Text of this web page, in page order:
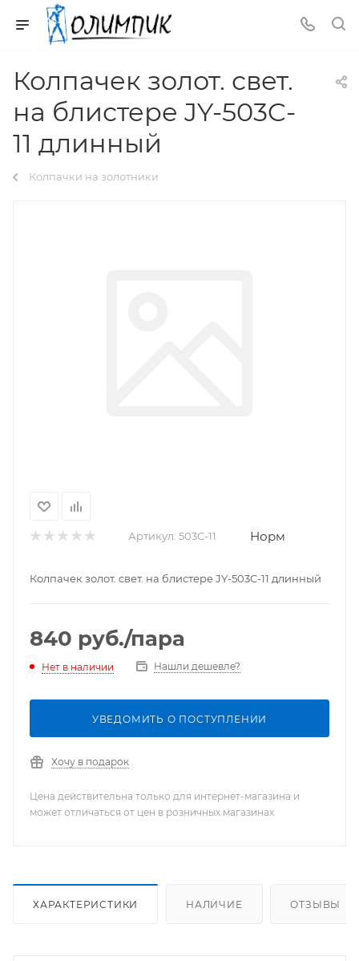
Колпачек золот. свет.
на блистере JY-503C-
11 длинный
Колпачки на золотники
Артикул: 503С-11 Норм
Колпачек золот. свет. на блистере JY-503C-11 длинный
840 руб./пара
Нет в наличии Нашли дешевле?
УВЕДОМИТЬ О ПОСТУПЛЕНИИ
Хочу в подарок
Цена действительна только для интернет-магазина и
может отличаться от цен в розничных магазинах
ХАРАКТЕРИСТИКИ НАЛИЧИЕ ОТЗЫВЫ